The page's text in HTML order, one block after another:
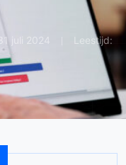
31 juli 2024
Leestijd: